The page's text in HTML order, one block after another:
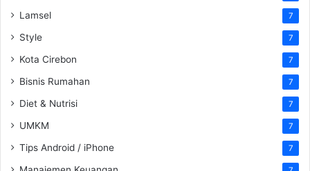
Lamsel 7
Style 7
Kota Cirebon 7
Bisnis Rumahan 7
Diet & Nutrisi 7
UMKM 7
Tips Android / iPhone 7